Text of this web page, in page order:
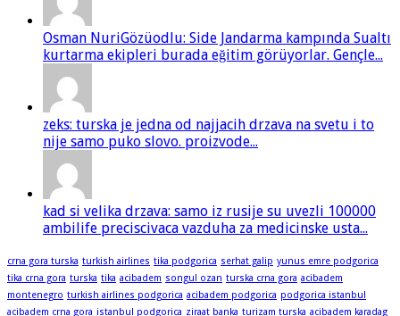
Osman NuriGözüodlu: Side Jandarma kampında Sualtı
kurtarma ekipleri burada eğitim görüyorlar. Gençle...
zeks: turska je jedna od najjacih drzava na svetu i to
nije samo puko slovo. proizvode...
kad si velika drzava: samo iz rusije su uvezli 100000
ambilife preciscivaca vazduha za medicinske usta...
crna gora turska turkish airlines tika podgorica serhat galip yunus emre podgorica
tika crna gora turska tika acibadem songul ozan turska crna gora acibadem
montenegro turkish airlines podgorica acibadem podgorica podgorica istanbul
acibadem crna gora istanbul podgorica ziraat banka turizam turska acibadem karadag